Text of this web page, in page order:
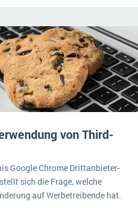
von Third-
Google Chrome Drittanbieter-
sich die Frage, welche
auf Werbetreibende hat.